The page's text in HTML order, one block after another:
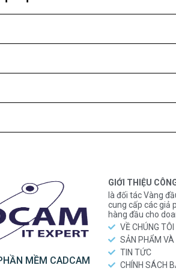
MỀM CADCAM
GIỚI THIỆU
là đối tác Vàng
cung cấp các giả
hàng đầu cho
VỀ CHÚNG TÔI
SẢN PHẨM VÀ
TIN TỨC
CHÍNH SÁCH